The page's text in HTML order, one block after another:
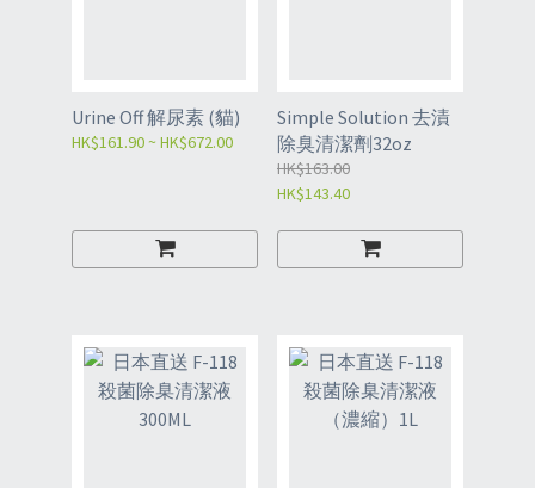
Urine Off 解尿素 (貓)
HK$161.90 ~ HK$672.00
Simple Solution 去漬
除臭清潔劑32oz
HK$163.00
HK$143.40